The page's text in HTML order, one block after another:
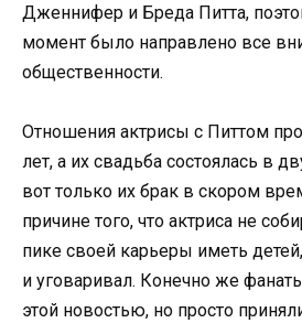
Дженнифер и Бреда Питта,
момент было направлено все
общественности.
Отношения актрисы с Питтом
лет, а их свадьба состоялась в
вот только их брак в скором
причине того, что актриса не
пике своей карьеры иметь
и уговаривал. Конечно же
этой новостью, но просто